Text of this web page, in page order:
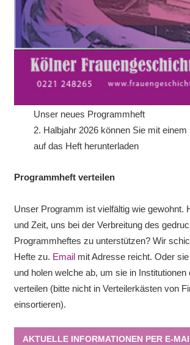
Unser neues Programmheft
2. Halbjahr 2026 können Sie mit
auf das Heft herunterladen
Programmheft verteilen
Unser Programm ist vielfältig wie gewohnt.
und Zeit, uns bei der Verbreitung des
Programmheftes zu unterstützen? Wir
Hefte zu. Emailmit Adresse reicht. Oder
und holen welche ab, um sie in Institutionen
verteilen (bitte nicht in Verteilerkästen von
einsortieren).
AKTUELLE INFORMATIONEN PER E-